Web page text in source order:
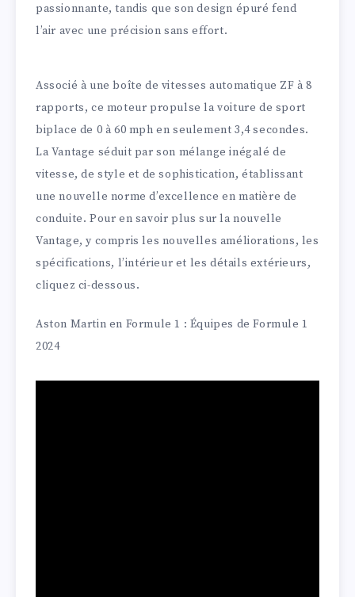
passionnante, tandis que son design épuré fend
l’air avec une précision sans effort.
Associé à une boîte de vitesses automatique ZF à 8
rapports, ce moteur propulse la voiture de sport
biplace de 0 à 60 mph en seulement 3,4 secondes.
La Vantage séduit par son mélange inégalé de
vitesse, de style et de sophistication, établissant
une nouvelle norme d’excellence en matière de
conduite. Pour en savoir plus sur la nouvelle
Vantage, y compris les nouvelles améliorations, les
spécifications, l’intérieur et les détails extérieurs,
cliquez ci-dessous.
Aston Martin en Formule 1 : Équipes de Formule 1
2024